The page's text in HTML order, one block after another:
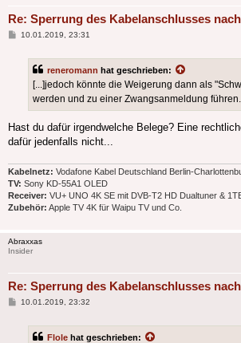
Re: Sperrung des Kabelanschlusses
Beitrag
10.01.2019, 23:31
reneromann hat geschrieben:
[...]jedoch könnte die Weigerung dann als
werden und zu einer Zwangsanmeldung
Hast du dafür irgendwelche Belege? Eine
dafür jedenfalls nicht...
Kabelnetz: Vodafone Kabel Deutschland Berlin-
TV: Sony KD-55A1 OLED
Receiver: VU+ UNO 4K SE mit DVB-T2 HD Dualtuner &
Zubehör: Apple TV 4K für Waipu TV und Co.
Abraxxas
Insider
Re: Sperrung des Kabelanschlusses
Beitrag
10.01.2019, 23:32
Flole hat geschrieben: